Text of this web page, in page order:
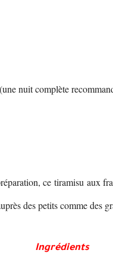
nuit complète
ce tiramisu aux
des petits comme des
Ingrédients